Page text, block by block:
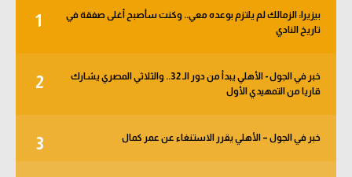
1
بيزيرا: الزمالك لم يلتزم بوعده معي.. وكنت سأصبح أغلى صفقة في
تاريخ النادي
2
خبر في الجول - الأهلي يبدأ من دور الـ 32.. والثلاثي المصري يشارك
قاريا من التمهيدي الأول
3 خبر في الجول – الأهلي يقرر الاستنغاء عن عمر كمال